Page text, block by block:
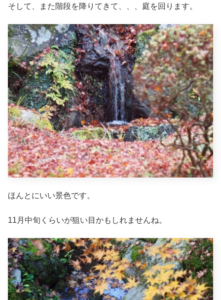
そして、また階段を降りてきて、、、庭を回ります。
ほんとにいい景色です。
11月中旬くらいが狙い目かもしれませんね。